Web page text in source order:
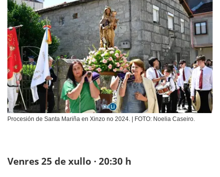
Procesión de Santa Mariña en Xinzo no 2024. | FOTO: Noelia Caseiro.
Venres 25 de xullo · 20:30 h